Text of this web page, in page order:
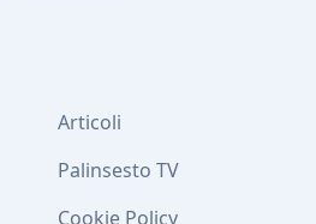
Articoli
Palinsesto TV
Cookie Policy